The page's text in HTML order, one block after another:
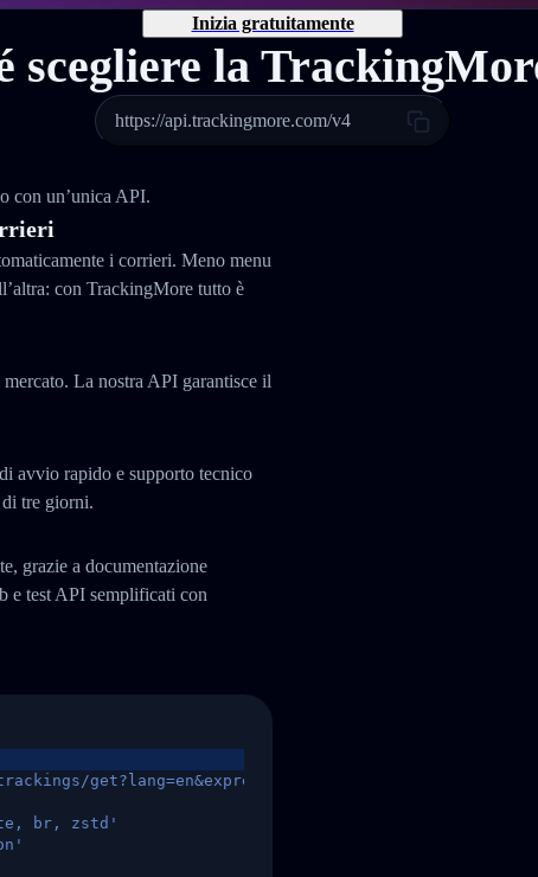
Inizia gratuitamente
scegliere la
https://api.trackingmore.com/v4
con un’unica API.
i corrieri. Meno menu
con TrackingMore tutto è
La nostra API garantisce il
avvio rapido e supporto tecnico
tre giorni.
grazie a documentazione
e test API semplificati con
get?lang=en&express=ups&tracknumber=1939155131
br, zstd'